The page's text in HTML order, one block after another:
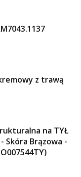
z trawą
na TYŁ
Skóra Brązowa -